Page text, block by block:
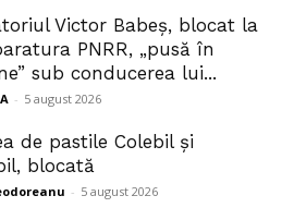
Victor Babeș, blocat la
PNRR, „pusă în
sub conducerea lui...
- 5 august 2026
de pastile Colebil și
blocată
- 5 august 2026